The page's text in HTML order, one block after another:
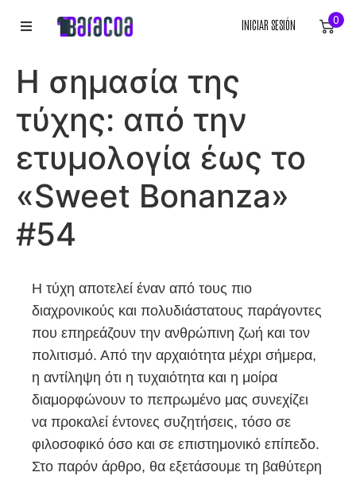
ACCESORIOS
EQUIPACIÓN DEPORTIVA
RÓTULOS
INICIAR SESIÓN 0
Η σημασία της
τύχης: από την
ετυμολογία έως το
«Sweet Bonanza»
#54
Η τύχη αποτελεί έναν από τους πιο
διαχρονικούς και πολυδιάστατους παράγοντες
που επηρεάζουν την ανθρώπινη ζωή και τον
πολιτισμό. Από την αρχαιότητα μέχρι σήμερα,
η αντίληψη ότι η τυχαιότητα και η μοίρα
διαμορφώνουν το πεπρωμένο μας συνεχίζει
να προκαλεί έντονες συζητήσεις, τόσο σε
φιλοσοφικό όσο και σε επιστημονικό επίπεδο.
Στο παρόν άρθρο, θα εξετάσουμε τη βαθύτερη